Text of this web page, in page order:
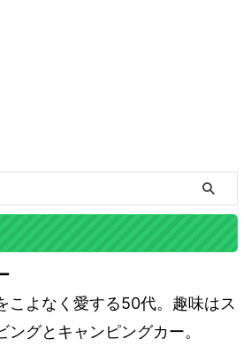
こよなく愛する50代。趣味はス
ングとキャンピングカー。